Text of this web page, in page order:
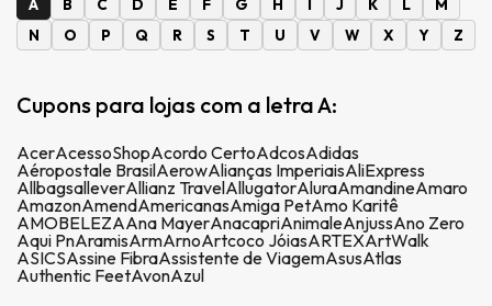
A B C D E F G H J K L
M
N
O P Q R S T U V W X Y Z
Cupons para lojas com a letra A:
AcerAcessoShopAcordo CertoAdcosAdidas
Aéropostale BrasilAerowAlianças ImperiaisAliExpress
AllbagsalleverAllianz TravelAllugatorAluraAmandineAmaro
AmazonAmendAmericanasAmiga PetAmo Karitê
AMOBELEZAAna MayerAnacapriAnimaleAnjussAno Zero
Aqui PnAramisArmArnoArtcoco JóiasARTEXArtWalk
ASICSAssine FibraAssistente de ViagemAsusAtlas
Authentic FeetAvonAzul